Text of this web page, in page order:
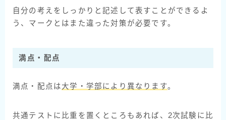
自分の考えをしっかりと記述して表すことができるよ
う、マークとはまた違った対策が必要です。
満点・配点
満点・配点は大学・学部により異なります。
共通テストに比重を置くところもあれば、2次試験に比